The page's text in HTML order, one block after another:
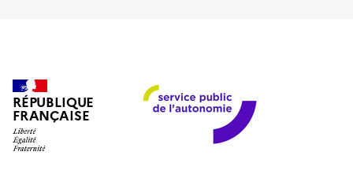
RÉPUBLIQUE
FRANÇAISE